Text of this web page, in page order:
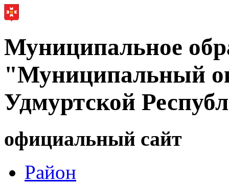
Муниципальное
"Муниципальный
Удмуртской
официальный сайт
Район